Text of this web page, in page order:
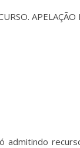
admitindo